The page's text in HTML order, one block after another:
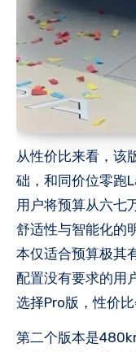
从性价比来看，该
础，和同价位零跑
用户将预算从六七
舒适性与智能化的
本仅适合预算极其
配置没有要求的用
选择Pro版，性价比
第二个版本是